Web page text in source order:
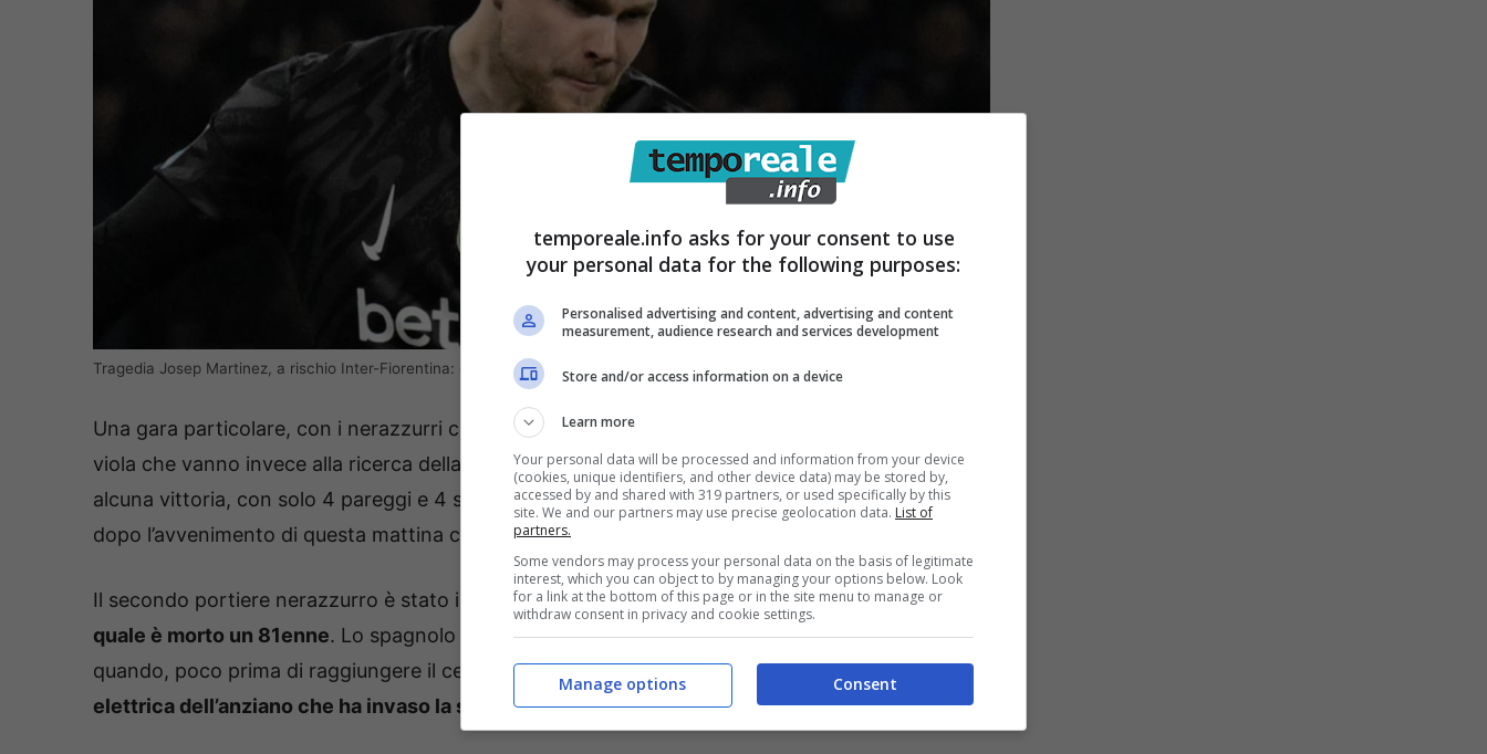
Tragedia Josep Martinez, a rischio Inter-Fiorentina: ecco come stanno le cose – Temporeale.info (fonte: © ANSA)
Una gara particolare, con i nerazzurri che devono rialzarsi dopo la sconfitta contro il Napoli e i
viola che vanno invece alla ricerca della prima gioia in campionato, non avendo raccolto finora
alcuna vittoria, con solo 4 pareggi e 4 sconfitte. L’atmosfera, però, si è fatta piuttosto pesante,
dopo l’avvenimento di questa mattina che
ha coinvolto in maniera sfortunata Josep Martinez
Il secondo portiere nerazzurro è stato infatti protagonista diun incidente automobilistico nel
quale è morto un 81enne. Lo spagnolo si stava recando sulla sua auto ad Appiano Gentile,
quando, poco prima di raggiungere il centro sportivo, ha impattatocontro la carrozzina
elettrica dell’anziano che ha invaso la sua corsia di marcia.
temporeale.info asks for your consent to use
your personal data for the following purposes:
Personalised advertising and content, advertising and content
measurement, audience research and services development
Store and/or access information on a device
Learn more
Your personal data will be processed and information from your device
(cookies, unique identifiers, and other device data) may be stored by,
accessed by and shared with 319 partners, or used specifically by this
site. We and our partners may use precise geolocation data. List of
partners.
Some vendors may process your personal data on the basis of legitimate
interest, which you can object to by managing your options below. Look
for a link at the bottom of this page or in the site menu to manage or
withdraw consent in privacy and cookie settings.
Consent
Manage options